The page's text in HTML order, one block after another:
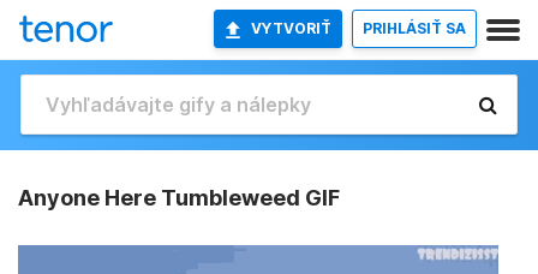
VYTVORIŤ PRIHLÁSIŤ SA
Anyone Here Tumbleweed GIF